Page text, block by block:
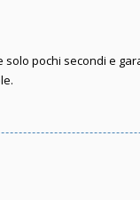
pochi secondi e